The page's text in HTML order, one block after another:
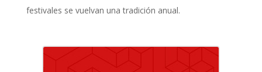
festivales se vuelvan una tradición anual.